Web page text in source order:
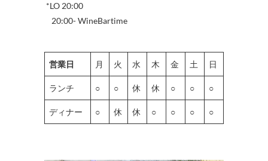
*LO 20:00
20:00- WineBartime
営業日 月 火 水 木 金 土 日
ランチ ○ ○ 休 休 ○ ○ ○
ディナー ○ 休 休 ○ ○ ○ ○